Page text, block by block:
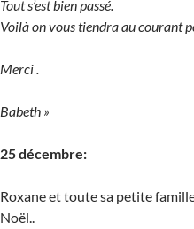
Tout s’est bien passé.
Voilà on vous tiendra au courant
Merci .
Babeth »
25 décembre:
Roxane et toute sa petite
Noël..